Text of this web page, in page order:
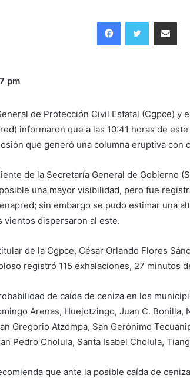
FacebookTwitter Share via Email
pm
de Protección Civil Estatal (Cgpce) y
informaron que a las 10:41 horas de
que generó una columna eruptiva con
de la Secretaría General de Gobierno
una mayor visibilidad, pero fue
sin embargo se pudo estimar una
vientos dispersaron al este.
de la Cgpce, César Orlando Flores
registró 115 exhalaciones, 27 minutos
de caída de ceniza en los
Arenas, Huejotzingo, Juan C. Bonilla,
Gregorio Atzompa, San Gerónimo
Pedro Cholula, Santa Isabel Cholula,
que ante la posible caída de